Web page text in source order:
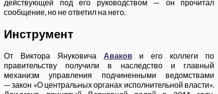
действующей под его руководством — он прочитал
сообщение, но не ответил на него.
Инструмент
От Виктора Януковича Авакови его коллеги по
правительству получили в наследство и главный
механизм управления подчиненными ведомствами
— закон «О центральных органах исполнительной власти».